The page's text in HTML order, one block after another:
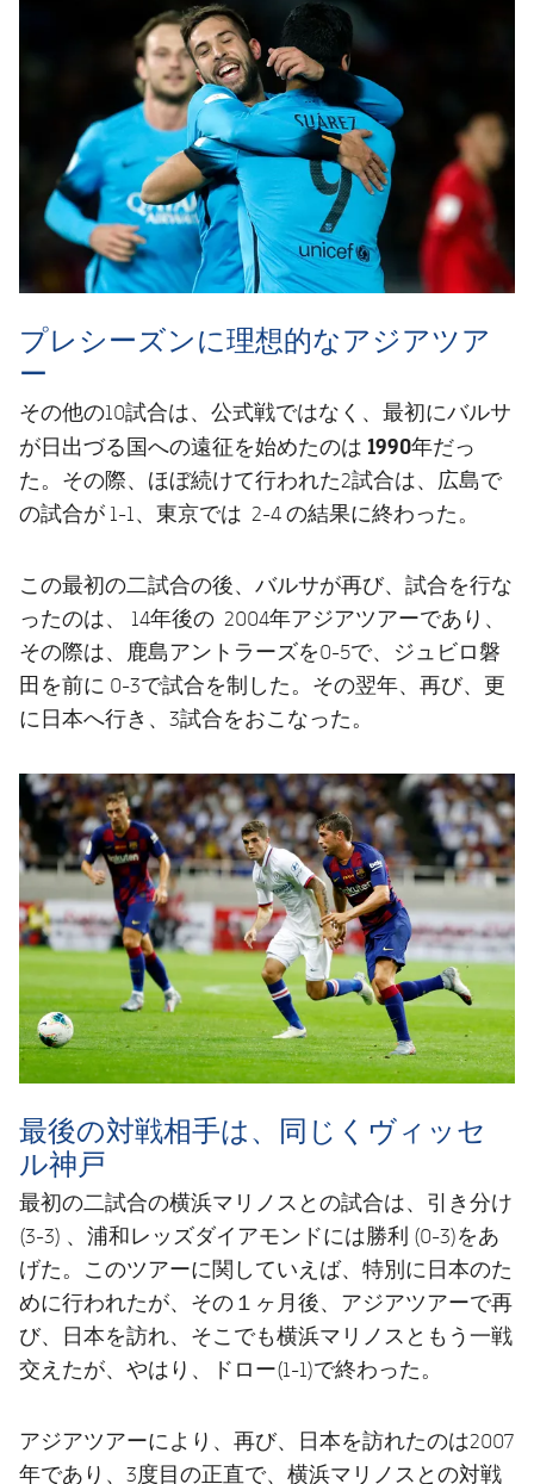
プレシーズンに理想的なアジアツア
ー
その他の10試合は、公式戦ではなく、最初にバルサ
が日出づる国への遠征を始めたのは 1990年だっ
た。その際、ほぼ続けて行われた2試合は、広島で
の試合が 1-1、東京では 2-4 の結果に終わった。
この最初の二試合の後、バルサが再び、試合を行な
ったのは、 14年後の 2004年アジアツアーであり、
その際は、鹿島アントラーズを0-5で、ジュビロ磐
田を前に 0-3で試合を制した。その翌年、再び、更
に日本へ行き、3試合をおこなった。
最後の対戦相手は、同じくヴィッセ
ル神戸
最初の二試合の横浜マリノスとの試合は、引き分け
(3-3) 、浦和レッズダイアモンドには勝利 (0-3)をあ
げた。このツアーに関していえば、特別に日本のた
めに行われたが、その１ヶ月後、アジアツアーで再
び、日本を訪れ、そこでも横浜マリノスともう一戦
交えたが、やはり、ドロー(1-1)で終わった。
アジアツアーにより、再び、日本を訪れたのは2007
年であり、3度目の正直で、横浜マリノスとの対戦